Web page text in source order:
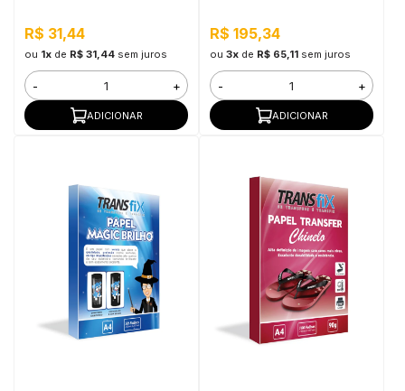
R$ 31,44
ou 1xde R$ 31,44 sem juros
- +
ADICIONAR
R$ 195,34
ou 3xde R$ 65,11 sem juros
- +
ADICIONAR